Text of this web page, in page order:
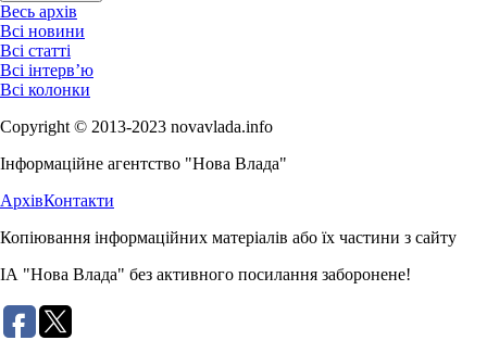
Весь архів
Всі новини
Всі статті
Всі інтерв’ю
Всі колонки
Copyright © 2013-2023 novavlada.info
Інформаційне агентство "Нова Влада"
АрхівКонтакти
Копіювання інформаційних матеріалів або їх частини з сайту
ІА "Нова Влада" без активного посилання заборонене!